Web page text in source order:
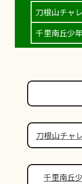
刀根山チャ
千里南丘少
刀根山チャ
千里南丘